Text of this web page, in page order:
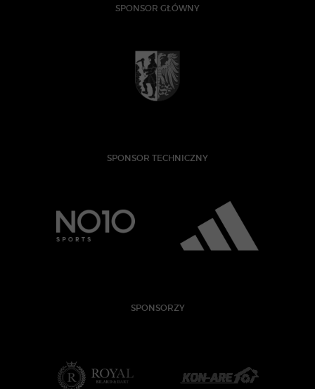
SPONSOR GŁÓWNY
SPONSOR TECHNICZNY
SPONSORZY